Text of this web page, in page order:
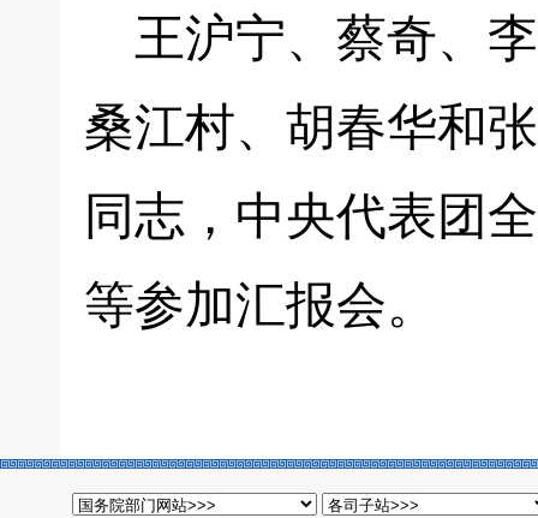
王沪宁、蔡奇、
桑江村、胡春华和
同志，中央代表团
等参加汇报会。